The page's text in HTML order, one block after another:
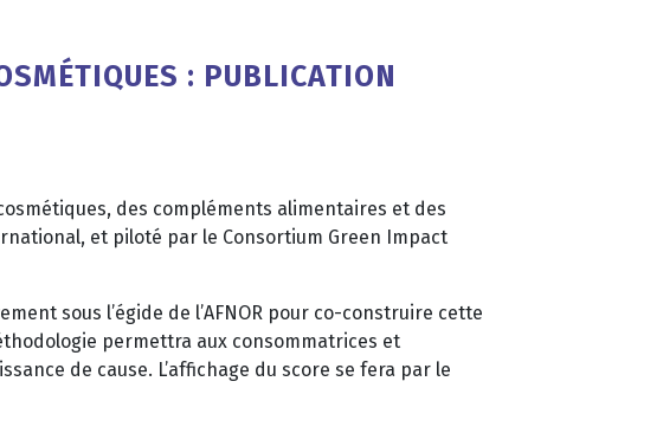
: PUBLICATION
des compléments alimentaires et des
et piloté par le Consortium Green Impact
sous l’égide de l’AFNOR pour co-construire cette
permettra aux consommatrices et
de cause. L’affichage du score se fera par le